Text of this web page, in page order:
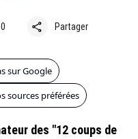
share Partager
sur Google
sources préférées
des "12 coups de